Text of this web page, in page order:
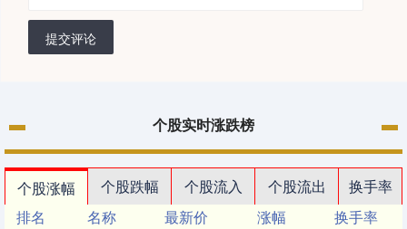
提交评论
个股实时涨跌榜
个股涨幅 个股跌幅 个股流入 个股流出
换手率
排名
名称 最新价 涨幅
换手率